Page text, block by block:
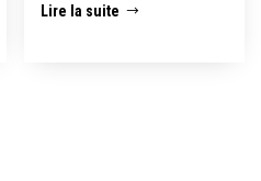
Lire la suite